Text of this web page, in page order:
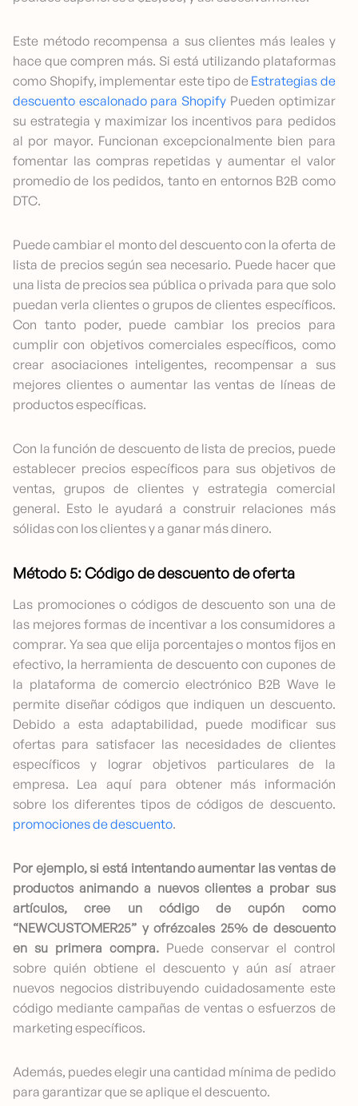
Este método recompensa a sus clientes más leales y
hace que compren más. Si está utilizando plataformas
como Shopify, implementar este tipo de Estrategias de
descuento escalonado para Shopify Pueden optimizar
su estrategia y maximizar los incentivos para pedidos
al por mayor. Funcionan excepcionalmente bien para
fomentar las compras repetidas y aumentar el valor
promedio de los pedidos, tanto en entornos B2B como
DTC.
Puede cambiar el monto del descuento con la oferta de
lista de precios según sea necesario. Puede hacer que
una lista de precios sea pública o privada para que solo
puedan verla clientes o grupos de clientes específicos.
Con tanto poder, puede cambiar los precios para
cumplir con objetivos comerciales específicos, como
crear asociaciones inteligentes, recompensar a sus
mejores clientes o aumentar las ventas de líneas de
productos específicas.
Con la función de descuento de lista de precios, puede
establecer precios específicos para sus objetivos de
ventas, grupos de clientes y estrategia comercial
general. Esto le ayudará a construir relaciones más
sólidas con los clientes y a ganar más dinero.
Método 5: Código de descuento de oferta
Las promociones o códigos de descuento son una de
las mejores formas de incentivar a los consumidores a
comprar. Ya sea que elija porcentajes o montos fijos en
efectivo, la herramienta de descuento con cupones de
la plataforma de comercio electrónico B2B Wave le
permite diseñar códigos que indiquen un descuento.
Debido a esta adaptabilidad, puede modificar sus
ofertas para satisfacer las necesidades de clientes
específicos y lograr objetivos particulares de la
empresa. Lea aquí para obtener más información
sobre los diferentes tipos de códigos de descuento.
promociones de descuento.
Por ejemplo, si está intentando aumentar las ventas de
productos animando a nuevos clientes a probar sus
artículos, cree un código de cupón como
“NEWCUSTOMER25” y ofrézcales 25% de descuento
en su primera compra.Puede conservar el control
sobre quién obtiene el descuento y aún así atraer
nuevos negocios distribuyendo cuidadosamente este
código mediante campañas de ventas o esfuerzos de
marketing específicos.
Además, puedes elegir una cantidad mínima de pedido
para garantizar que se aplique el descuento.